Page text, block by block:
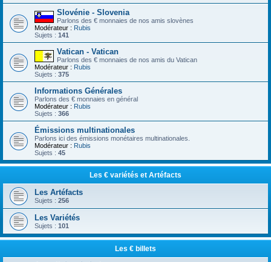
Slovénie - Slovenia
Parlons des € monnaies de nos amis slovènes
Modérateur : Rubis
Sujets : 141
Vatican - Vatican
Parlons des € monnaies de nos amis du Vatican
Modérateur : Rubis
Sujets : 375
Informations Générales
Parlons des € monnaies en général
Modérateur : Rubis
Sujets : 366
Émissions multinationales
Parlons ici des émissions monétaires multinationales.
Modérateur : Rubis
Sujets : 45
Les € variétés et Artéfacts
Les Artéfacts
Sujets : 256
Les Variétés
Sujets : 101
Les € billets